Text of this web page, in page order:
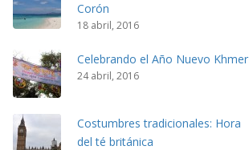
Corón
18 abril, 2016
Celebrando el Año Nuevo Khmer
24 abril, 2016
Costumbres tradicionales: Hora
del té británica